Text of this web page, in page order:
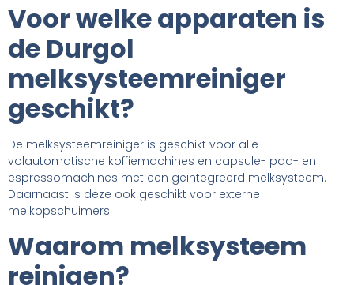
Voor welke apparaten is
de Durgol
melksysteemreiniger
geschikt?
De melksysteemreiniger is geschikt voor alle
volautomatische koffiemachines en capsule- pad- en
espressomachines met een geïntegreerd melksysteem.
Daarnaast is deze ook geschikt voor externe
melkopschuimers.
Waarom melksysteem
reinigen?